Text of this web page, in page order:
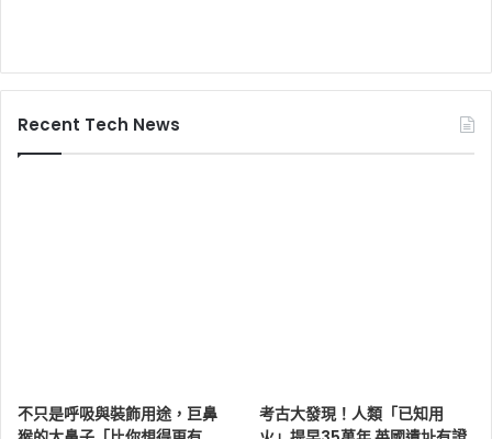
Recent Tech News
不只是呼吸與裝飾用途，巨鼻
考古大發現！人類「已知用